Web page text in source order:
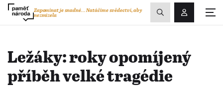
Přihlášení/
Zapomínat je snadné...Natáčíme svědectví, aby
nezmizela
Zobrazit
vyhledávání
Ležáky: roky opomíjený
příběh velké tragédie